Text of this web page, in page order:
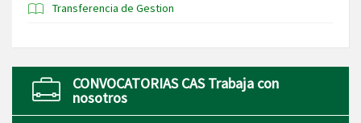
Transferencia de Gestion
CONVOCATORIAS CAS Trabaja con
nosotros